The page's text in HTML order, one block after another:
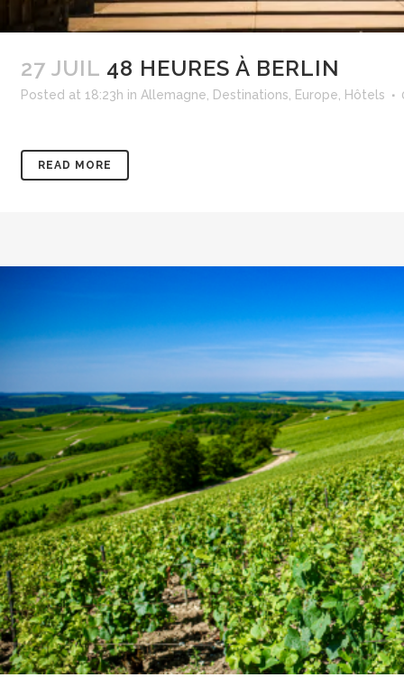
27 JUIL 48 HEURES À BERLIN
Posted at 18:23h in Allemagne Destinations Europe Hôtels
READ MORE